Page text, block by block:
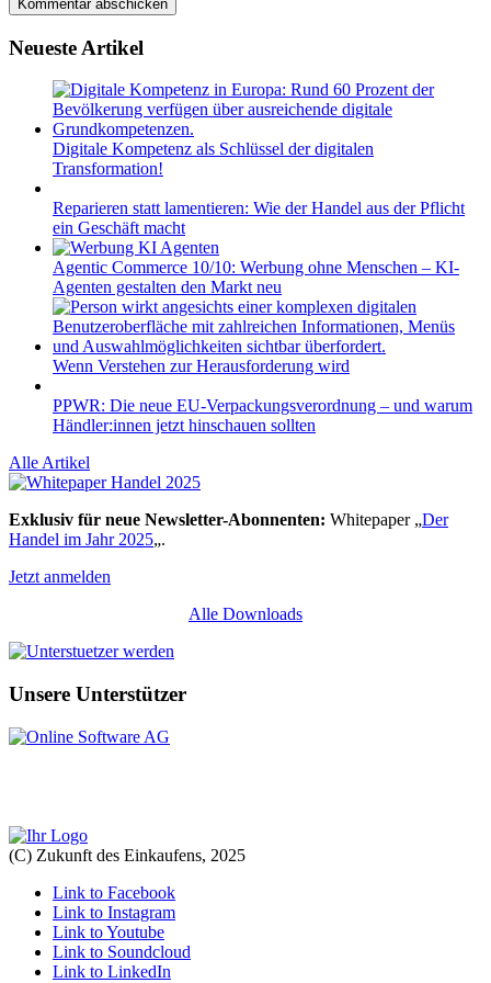
Neueste Artikel
Digitale Kompetenz als Schlüssel der digitalen
Transformation!
Reparieren statt lamentieren: Wie der Handel aus der Pflicht
ein Geschäft macht
Agentic Commerce 10/10: Werbung ohne Menschen – KI-
Agenten gestalten den Markt neu
Wenn Verstehen zur Herausforderung wird
PPWR: Die neue EU-Verpackungsverordnung – und warum
Händler:innen jetzt hinschauen sollten
Alle Artikel
Exklusiv für neue Newsletter-Abonnenten: Whitepaper „Der
Handel im Jahr 2025„.
Jetzt anmelden
Alle Downloads
Unsere Unterstützer
(C) Zukunft des Einkaufens, 2025
Link to Facebook
Link to Instagram
Link to Youtube
Link to Soundcloud
Link to LinkedIn